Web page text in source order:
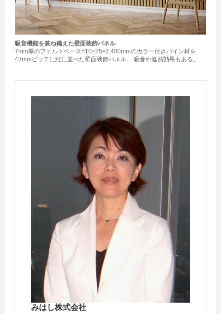
吸音機能を兼ね備えた壁面装飾パネル
7mm厚のフェルトベース=10×25×2,400mmのカラー付きパイン材を
43mmピッチに縦に並べた壁面装飾パネル。 吸音や遮熱効果もある。
みはし株式会社